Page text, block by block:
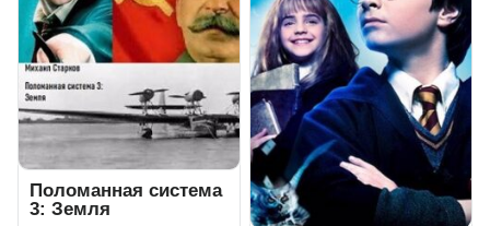
Поломанная система
3: Земля